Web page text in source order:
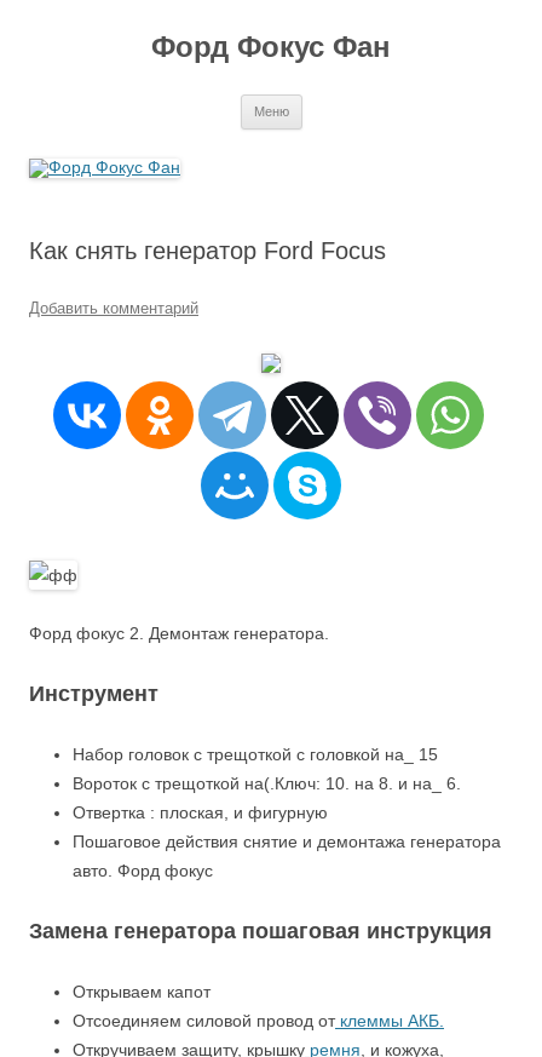
Форд Фокус Фан
Меню
Как снять генератор Ford Focus
Добавить комментарий
Форд фокус 2. Демонтаж генератора.
Инструмент
Набор головок с трещоткой с головкой на_ 15
Вороток с трещоткой на(.Ключ: 10. на 8. и на_ 6.
Отвертка : плоская, и фигурную
Пошаговое действия снятие и демонтажа генератора
авто. Форд фокус
Замена генератора пошаговая инструкция
Открываем капот
Отсоединяем силовой провод отклеммы АКБ.
Откручиваем защиту, крышку ремня , и кожуха,